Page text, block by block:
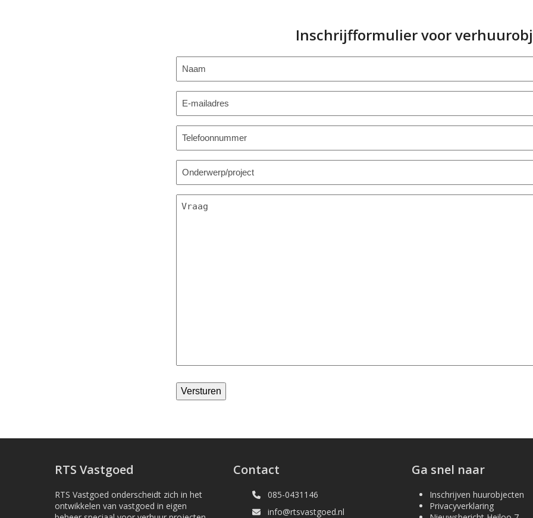
Inschrijfformulier voor
Naam
E-
Telefoonnummer
Telefoonnummer
Bericht
Versturen
RTS Vastgoed
RTS Vastgoed onderscheidt zich in het
ontwikkelen van vastgoed in eigen
Contact
085-0431146
info@rtsvastgoed.nl
Ga snel naar
Inschrijven huurobjecten
Privacyverklaring